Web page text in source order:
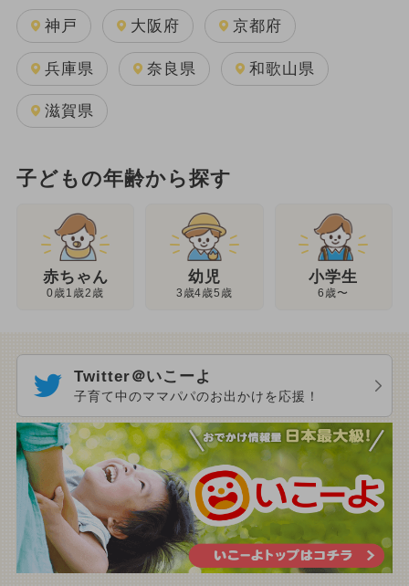
神戸 大阪府 京都府
兵庫県 奈良県 和歌山県
滋賀県
子どもの年齢から探す
赤ちゃん
0歳1歳2歳
幼児
3歳4歳5歳
小学生
6歳〜
Twitter＠いこーよ
子育て中のママパパのお出かけを応援！